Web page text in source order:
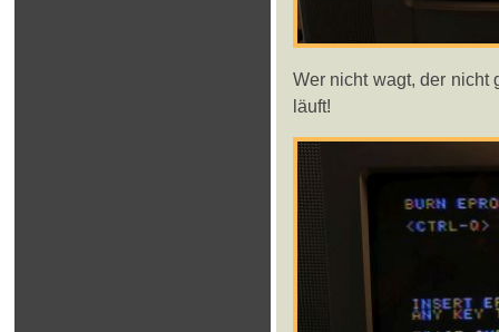
Wer nicht wagt, der nicht
läuft!